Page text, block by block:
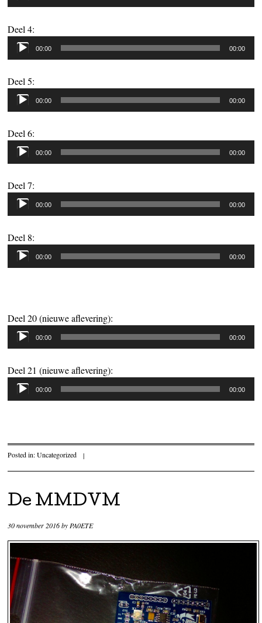
Deel 4:
Audiospeler
00:00 00:00
Deel 5:
Audiospeler
00:00 00:00
Deel 6:
Audiospeler
00:00 00:00
Deel 7:
Audiospeler
00:00 00:00
Deel 8:
Audiospeler
00:00 00:00
Deel 20 (nieuwe aflevering):
Audiospeler
00:00 00:00
Deel 21 (nieuwe aflevering):
Audiospeler
00:00 00:00
Posted in:Uncategorized |
De MMDVM
30 november 2016byPA0ETE